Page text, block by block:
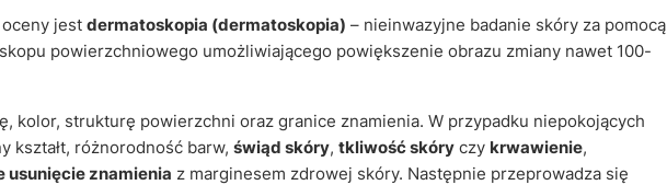
jest dermatoskopia (dermatoskopia) – nieinwazyjne badanie skóry za pomocą
powierzchniowego umożliwiającego powiększenie obrazu zmiany nawet 100-
kolor, strukturę powierzchni oraz granice znamienia. W przypadku niepokojących
kształt, różnorodność barw, świąd skóry, tkliwość skóry czy krwawienie,
usunięcie znamienia z marginesem zdrowej skóry. Następnie przeprowadza się